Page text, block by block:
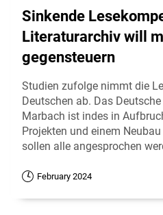
Sinkende
Literaturarchiv will
gegensteuern
Studien zufolge nimmt die
Deutschen ab. Das
Marbach ist indes in
Projekten und einem
sollen alle angesprochen
February 2024